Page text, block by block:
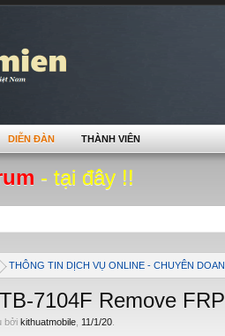
- tại đây !!
THÔNG TIN DỊCH VỤ ONLINE - CHUYÊN
7104F Remove
bởi kithuatmobile 11/1/20
DIỄN ĐÀN THÀNH VIÊN